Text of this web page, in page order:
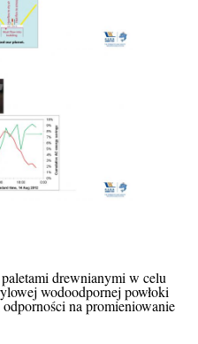
paletami drewnianymi w celu
wodoodpornej powłoki
na promieniowanie